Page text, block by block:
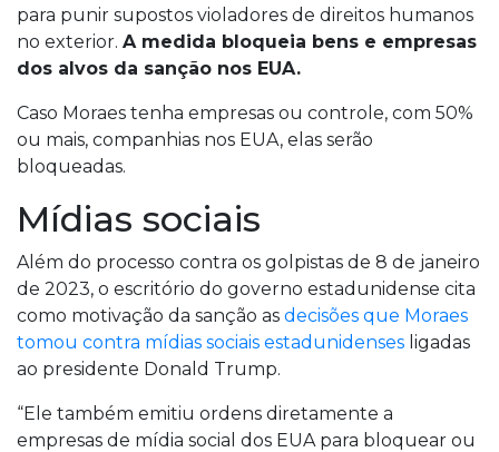
para punir supostos violadores de direitos humanos
no exterior. A medida bloqueia bens e empresas
dos alvos da sanção nos EUA.
Caso Moraes tenha empresas ou controle, com 50%
ou mais, companhias nos EUA, elas serão
bloqueadas.
Mídias sociais
Além do processo contra os golpistas de 8 de janeiro
de 2023, o escritório do governo estadunidense cita
como motivação da sanção as decisões que Moraes
tomou contra mídias sociais estadunidenses ligadas
ao presidente Donald Trump.
“Ele também emitiu ordens diretamente a
empresas de mídia social dos EUA para bloquear ou